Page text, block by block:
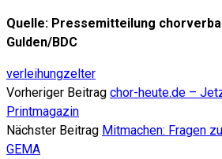
Quelle: Pressemitteilung
Gulden/BDC
verleihungzelter
Vorheriger Beitrag chor-heute.de –
Printmagazin
Nächster Beitrag Mitmachen: Fragen
GEMA